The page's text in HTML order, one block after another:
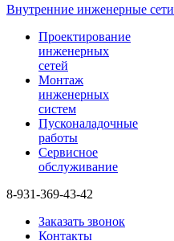
Внутренние инженерные сети
Проектирование
инженерных
сетей
Монтаж
инженерных
систем
Пусконаладочные
работы
Сервисное
обслуживание
8-931-369-43-42
Заказать звонок
Контакты